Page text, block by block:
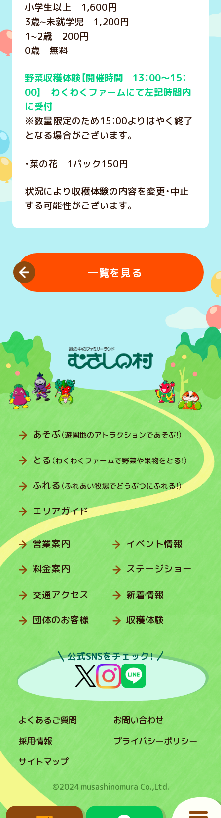
小学生以上 1,600円
3歳~未就学児 1,200円
1~2歳 200円
0歳 無料
野菜収穫体験【開催時間 13：00～15：
00】 わくわくファームにて左記時間内
に受付
※数量限定のため15：00よりはやく終了
となる場合がございます。
・菜の花 1パック150円
状況により収穫体験の内容を変更・中止
する可能性がございます。
一覧を見る
あそぶ（遊園地のアトラクションであそぶ！）
とる （わくわくファームで野菜や果物をとる！）
ふれる （ふれあい牧場でどうぶつにふれる！）
エリアガイド
営業案内
料金案内
交通アクセス
団体のお客様
イベント情報
ステージショー
新着情報
収穫体験
公式SNSをチェック！
よくあるご質問
お問い合わせ
採用情報
プライバシーポリシー
サイトマップ
©2024 musashinomura Co.,Ltd.